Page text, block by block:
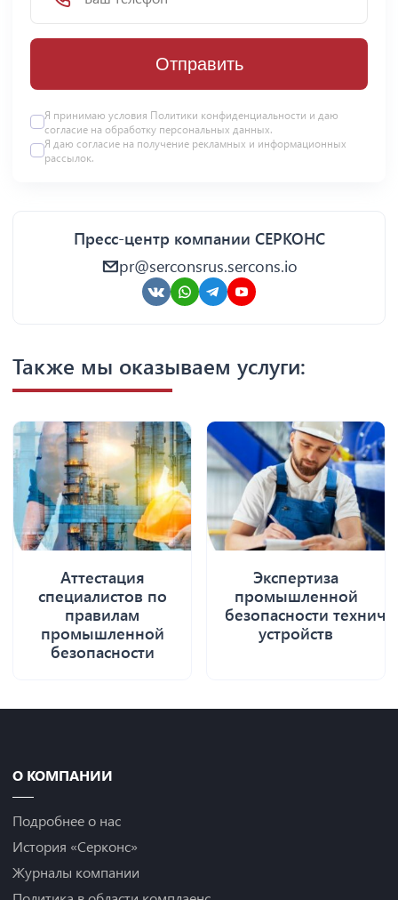
Отправить
Я принимаю условия Политики конфиденциальности и даю
согласие на обработку персональных данных.
Я даю согласие на получение рекламных и информационных
рассылок.
Пресс-центр компании СЕРКОНС
pr@serconsrus.sercons.io
Также мы оказываем услуги:
Аттестация
специалистов по
правилам
промышленной
безопасности
Экспертиза
промышленной
безопасности
устройств
О КОМПАНИИ
Подробнее о нас
История «Серконс»
Журналы компании